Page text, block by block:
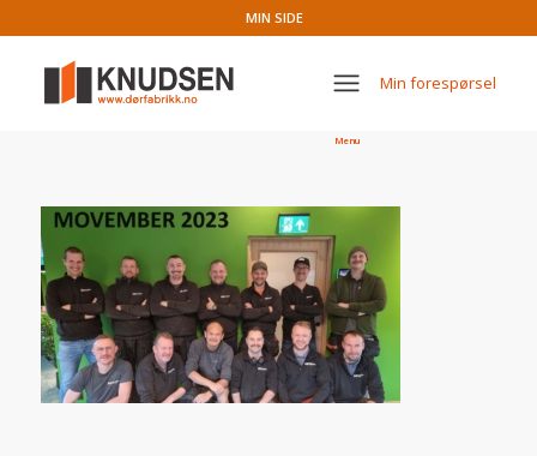
MIN SIDE
Menu
Min forespørsel